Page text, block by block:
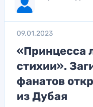
09.01.2023
«Принцесса
стихии».
фанатов
из Дубая